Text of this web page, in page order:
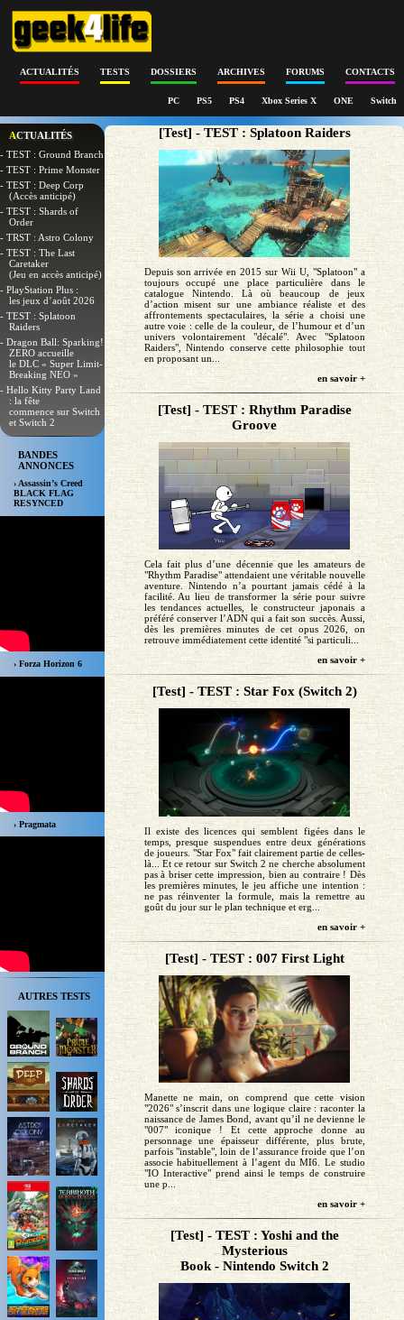
ACTUALITÉS TESTS DOSSIERS ARCHIVES FORUMS CONTACTS
PC PS5 PS4 Xbox Series X ONE Switch
ACTUALITÉS
- TEST : Ground Branch
- TEST : Prime Monster
- TEST : Deep Corp
(Accès anticipé)
- TEST : Shards of
Order
- TRST : Astro Colony
- TEST : The Last
Caretaker
(Jeu en accès anticipé)
- PlayStation Plus :
les jeux d’août 2026
- TEST : Splatoon
Raiders
- Dragon Ball: Sparking!
ZERO accueille
le DLC « Super Limit-
Breaking NEO »
- Hello Kitty Party Land
: la fête
commence sur Switch
et Switch 2
BANDES
ANNONCES
› Assassin’s Creed
BLACK FLAG
RESYNCED
› Forza Horizon 6
› Pragmata
AUTRES TESTS
[Test] - TEST : Splatoon Raiders
Depuis son arrivée en 2015 sur Wii U, "Splatoon" a
toujours occupé une place particulière dans le
catalogue Nintendo. Là où beaucoup de jeux
d’action misent sur une ambiance réaliste et des
affrontements spectaculaires, la série a choisi une
autre voie : celle de la couleur, de l’humour et d’un
univers volontairement "décalé". Avec "Splatoon
Raiders", Nintendo conserve cette philosophie tout
en proposant un...
en savoir +
[Test] - TEST : Rhythm Paradise
Groove
Cela fait plus d’une décennie que les amateurs de
"Rhythm Paradise" attendaient une véritable nouvelle
aventure. Nintendo n’a pourtant jamais cédé à la
facilité. Au lieu de transformer la série pour suivre
les tendances actuelles, le constructeur japonais a
préféré conserver l’ADN qui a fait son succès. Aussi,
dès les premières minutes de cet opus 2026, on
retrouve immédiatement cette identité "si particuli...
en savoir +
[Test] - TEST : Star Fox (Switch 2)
Il existe des licences qui semblent figées dans le
temps, presque suspendues entre deux générations
de joueurs. "Star Fox" fait clairement partie de celles-
là... Et ce retour sur Switch 2 ne cherche absolument
pas à briser cette impression, bien au contraire ! Dès
les premières minutes, le jeu affiche une intention :
ne pas réinventer la formule, mais la remettre au
goût du jour sur le plan technique et erg...
en savoir +
[Test] - TEST : 007 First Light
Manette ne main, on comprend que cette vision
"2026" s’inscrit dans une logique claire : raconter la
naissance de James Bond, avant qu’il ne devienne le
"007" iconique ! Et cette approche donne au
personnage une épaisseur différente, plus brute,
parfois "instable", loin de l’assurance froide que l’on
associe habituellement à l’agent du MI6. Le studio
"IO Interactive" prend ainsi le temps de construire
une p...
en savoir +
[Test] - TEST : Yoshi and the
Mysterious
Book - Nintendo Switch 2